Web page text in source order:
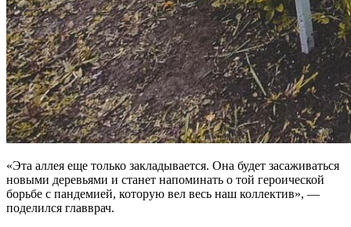
«Эта аллея еще только закладывается. Она будет засаживаться
новыми деревьями и станет напоминать о той героической
борьбе с пандемией, которую вел весь наш коллектив», —
поделился главврач.